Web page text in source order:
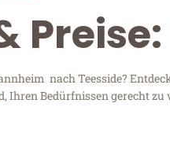
nach Teesside?
Bedürfnissen gerecht